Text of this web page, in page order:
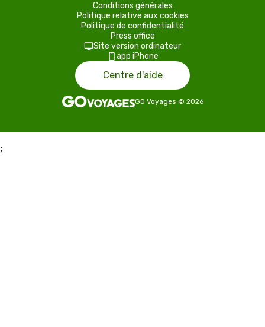
Conditions générales
Politique relative aux cookies
Politique de confidentialité
Press office
Site version ordinateur
app iPhone
Centre d'aide
GO Voyages © 2026
;